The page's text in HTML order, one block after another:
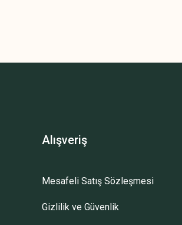
Alışveriş
Mesafeli Satış Sözleşmesi
Gizlilik ve Güvenlik